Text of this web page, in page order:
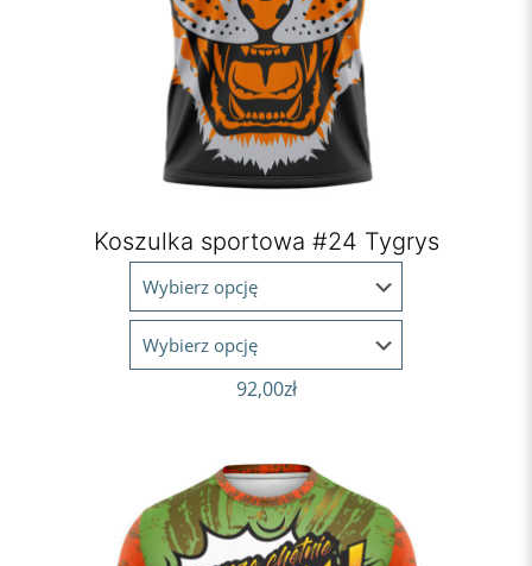
Koszulka sportowa #24 Tygrys
92,00zł